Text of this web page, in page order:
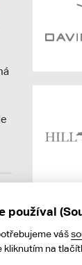
používal
váš
na